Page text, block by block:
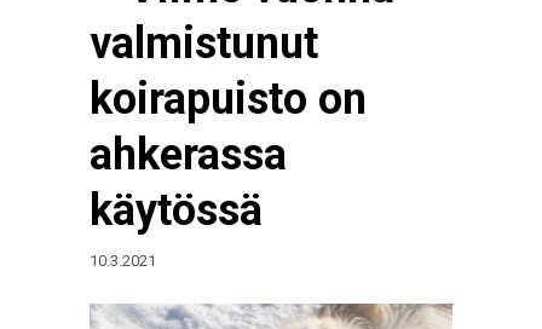
valmistunut
koirapuisto on
ahkerassa
käytössä
10.3.2021